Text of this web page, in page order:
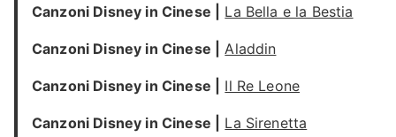
Canzoni Disney in Cinese | La Bella e la Bestia
Canzoni Disney in Cinese | Aladdin
Canzoni Disney in Cinese | Il Re Leone
Canzoni Disney in Cinese | La Sirenetta